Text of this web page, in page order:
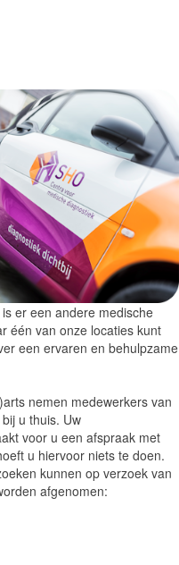
er een andere medische
één van onze locaties kunt
een ervaren en behulpzame
nemen medewerkers van
u thuis. Uw
voor u een afspraak met
u hiervoor niets te doen.
kunnen op verzoek van
afgenomen: